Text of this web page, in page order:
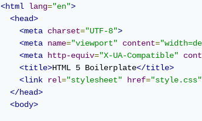
<html lang="en">
<head>
<meta charset="UTF-8">
<meta name="viewport" content=
<meta http-equiv="X-UA-Compatible"
<title>HTML 5 Boilerplate</title>
<link rel="stylesheet" href="style.css"
</head>
<body>